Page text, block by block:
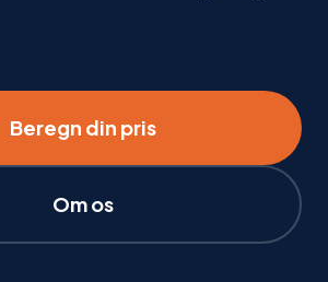
Beregn din pris
Om os